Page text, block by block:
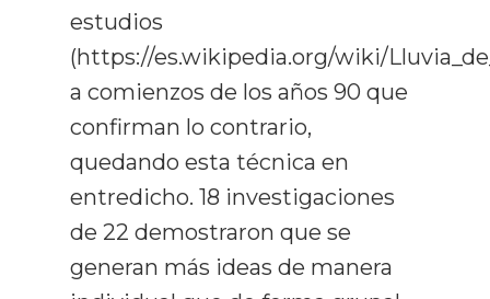
estudios
(https://es.wikipedia.org/wiki/
a comienzos de los años 90 que
confirman lo contrario,
quedando esta técnica en
entredicho. 18 investigaciones
de 22 demostraron que se
generan más ideas de manera